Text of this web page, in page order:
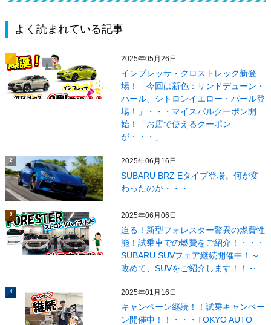
よく読まれている記事
1 2025年05月26日
インプレッサ・クロストレック新登
場！「今回は新色：サンドデューン・
パール、シトロンイエロー・パール登
場！」・・・マイスバルクーポン開
始！「お店で使えるクーポン
が・・・」
2 2025年06月16日
SUBARU BRZ Eタイプ登場。何が変
わったのか・・・
3 2025年06月06日
迫る！新型フォレスター驚異の燃費性
能！試乗車での燃費をご紹介！・・・
SUBARU SUVフェア継続開催中！～
改めて、SUVをご紹介します！！～
4 2025年01月16日
キャンペーン継続！！試乗キャンペー
ン開催中！！・・・TOKYO AUTO